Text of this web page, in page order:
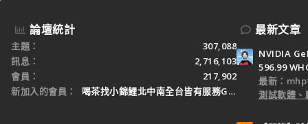
論壇統計
主題
307,088
訊息
2,716,103
會員
217,902
新加入的會員
喝茶找小錦鯉北中南全台皆有服務Gleezy：tw3
最新文章
NVIDIA
596.99
最新：
測試軟體、